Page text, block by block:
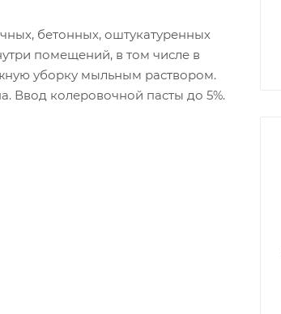
бетонных, оштукатуренных
помещений, в том числе в
уборку мыльным раствором.
Ввод колеровочной пасты до 5%.